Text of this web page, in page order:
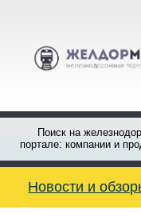
Поиск на
портале: компании и
Новости и